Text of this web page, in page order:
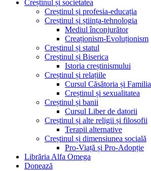
Creștinul și societatea
Creștinul și profesia-educația
Creștinul și știința-tehnologia
Mediul înconjurător
Creaționism-Evoluționism
Creștinul și statul
Creștinul și Biserica
Istoria creștinismului
Creștinul și relațiile
Cursul Căsătoria și Familia
Creștinul și sexualitatea
Creștinul și banii
Cursul Liber de datorii
Creștinul și alte religii și filosofii
Terapii alternative
Creștinul și dimensiunea socială
Pro-Viață și Pro-Adopție
Librăria Alfa Omega
Donează